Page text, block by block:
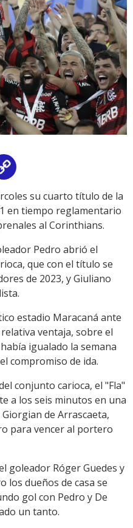
Linksu cuarto título de la
en tiempo reglamentario
al Corinthians.
Pedro abrió el
que con el título se
de 2023, y Giuliano
estadio Maracaná ante
ventaja, sobre el
igualado la semana
compromiso de ida.
conjunto carioca, el "Fla"
a los seis minutos en una
de Arrascaeta,
para vencer al portero
goleador Róger Guedes y
los dueños de casa se
gol con Pedro y De
un tanto.